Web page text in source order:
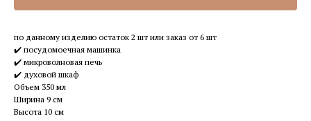
по данному изделию остаток 2 шт или заказ от 6 шт
✔️ посудомоечная машинка
✔️ микроволновая печь
✔️ духовой шкаф
Объем 350 мл
Ширина 9 см
Высота 10 см